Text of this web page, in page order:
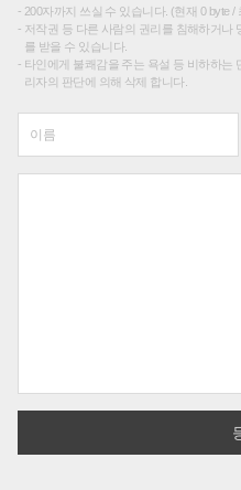
200자까지 쓰실 수 있습니다. (현재 0 byte /
저작권 등 다른 사람의 권리를 침해하거나
를 받을 수 있습니다.
타인에게 불쾌감을 주는 욕설 등 비하하는
리자의 판단에 의해 삭제 합니다.